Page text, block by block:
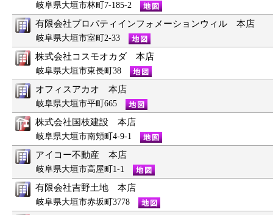
岐阜県大垣市林町7-185-2
有限会社プロパティインフォメーションウィル 本店
岐阜県大垣市室町2-33
株式会社コスモオカダ 本店
岐阜県大垣市東長町38
オフィスアカオ 本店
岐阜県大垣市平町665
株式会社国枝建設 本店
岐阜県大垣市南頬町4-9-1
アイコー不動産 本店
岐阜県大垣市高屋町1-1
有限会社吉野土地 本店
岐阜県大垣市赤坂町3778